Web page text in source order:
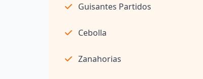
Guisantes Partidos
Cebolla
Zanahorias